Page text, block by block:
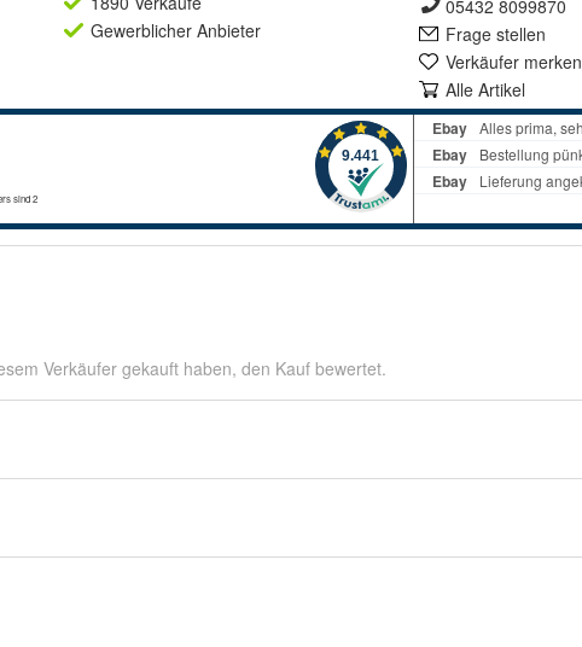
Gewerblicher Anbieter
05432 8099870
Frage stellen
Verkäufer merken
Alle Artikel
Verkäufer gekauft haben, den Kauf bewertet.